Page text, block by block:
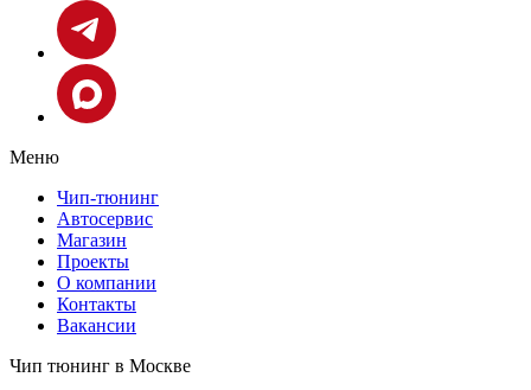
Меню
Чип-тюнинг
Автосервис
Магазин
Проекты
О компании
Контакты
Вакансии
Чип тюнинг в Москве